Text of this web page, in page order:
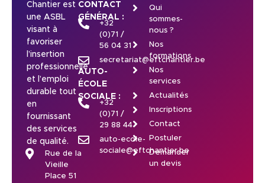
Chantier est
une ASBL
visant à
favoriser
l’insertion
professionnelle
et l’emploi
durable tout
en
fournissant
des services
de qualité.
Rue de la
Vieille
Place 51
CONTACT
GÉNÉRAL :
+32
(0)71 /
56 04 31
secretariat@eftchantier.be
AUTO-
ÉCOLE
SOCIALE :
+32
(0)71 /
29 88 44
auto-ecole-
sociale@eftchantier.be
Qui
sommes-
nous ?
Nos
formations
Nos
services
Actualités
Inscriptions
Contact
Postuler
Demander
un devis